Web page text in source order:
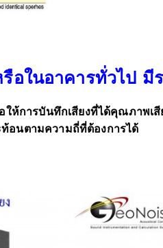
ในอาคารทั่วไป มี
ห้การบันทึกเสียงที่ได้คุณภาพเ
อนตามความถี่ที่ต้องการได้